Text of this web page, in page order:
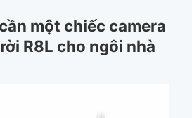
một chiếc camera
R8L cho ngôi nhà